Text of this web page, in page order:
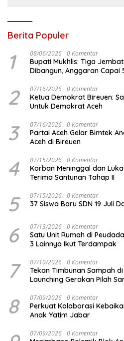
Berita Populer
1 08/06/2026 0 Komentar
Bupati Mukhlis: Tiga
Dibangun, Anggaran Capai
2 07/16/2026 0 Komentar
Ketua Demokrat Bireuen:
Untuk Demokrat Aceh
3 07/16/2026 0 Komentar
Partai Aceh Gelar Bimtek
Aceh di Bireuen
4 07/15/2026 0 Komentar
Korban Meninggal dan
Terima Santunan Tahap II
5 07/15/2026 0 Komentar
37 Siswa Baru SDN 19 Juli
6 07/13/2026 0 Komentar
Satu Unit Rumah di
3 Lainnya Ikut Terdampak
7 07/10/2026 0 Komentar
Tekan Timbunan Sampah
Launching Gerakan Pilah
8 07/09/2026 0 Komentar
Perkuat Kolaborasi
Anak Yatim Jabar
07/09/2026 0 Komentar